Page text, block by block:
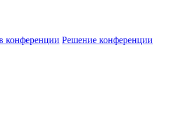
конференции Решение конференции